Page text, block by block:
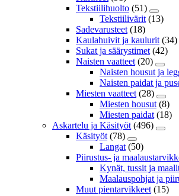
Tekstiilihuolto (51)
Tekstiilivärit (13)
Sadevarusteet (18)
Kaulahuivit ja kaulurit (34)
Sukat ja säärystimet (42)
Naisten vaatteet (20)
Naisten housut ja
Naisten paidat ja
Miesten vaatteet (28)
Miesten housut (8)
Miesten paidat (18)
Askartelu ja Käsityöt (496)
Käsityöt (78)
Langat (50)
Piirustus- ja
Kynät, tussit ja
Maalauspohjat ja
Muut pientarvikkeet (15)